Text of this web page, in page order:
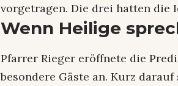
vorgetragen. Die drei hatten die
Wenn Heilige
Pfarrer Rieger eröffnete die
besondere Gäste an. Kurz